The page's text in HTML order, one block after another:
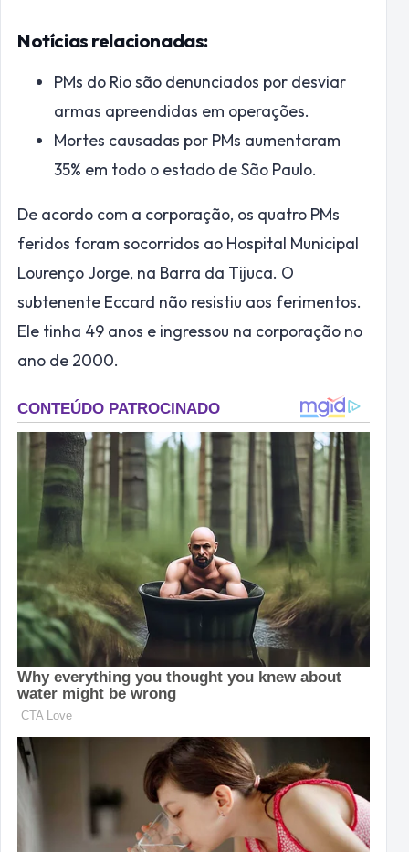
Notícias relacionadas:
PMs do Rio são denunciados por desviar
armas apreendidas em operações.
Mortes causadas por PMs aumentaram
35% em todo o estado de São Paulo.
De acordo com a corporação, os quatro PMs
feridos foram socorridos ao Hospital Municipal
Lourenço Jorge, na Barra da Tijuca. O
subtenente Eccard não resistiu aos ferimentos.
Ele tinha 49 anos e ingressou na corporação no
ano de 2000.